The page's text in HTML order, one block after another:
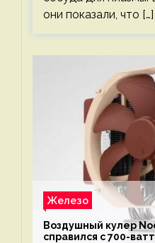
они показали, что […]
Железо
Воздушный кулер
справился с 700-